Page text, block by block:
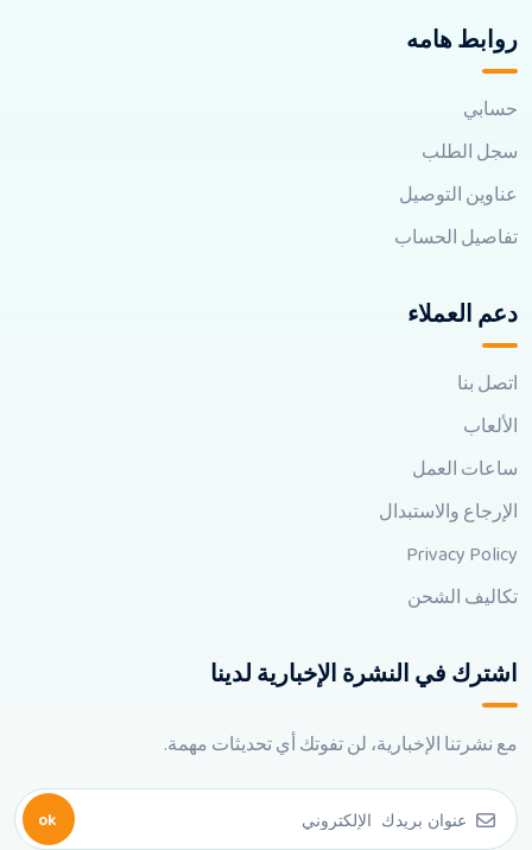
روابط هامه
حسابي
سجل الطلب
عناوين التوصيل
تفاصيل الحساب
دعم العملاء
اتصل بنا
الألعاب
ساعات العمل
الإرجاع والاستبدال
Privacy Policy
تكاليف الشحن
اشترك في النشرة الإخبارية لدينا
مع نشرتنا الإخبارية، لن تفوتك أي تحديثات مهمة.
ok